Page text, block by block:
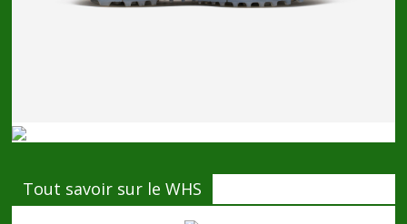
Tout savoir sur le WHS